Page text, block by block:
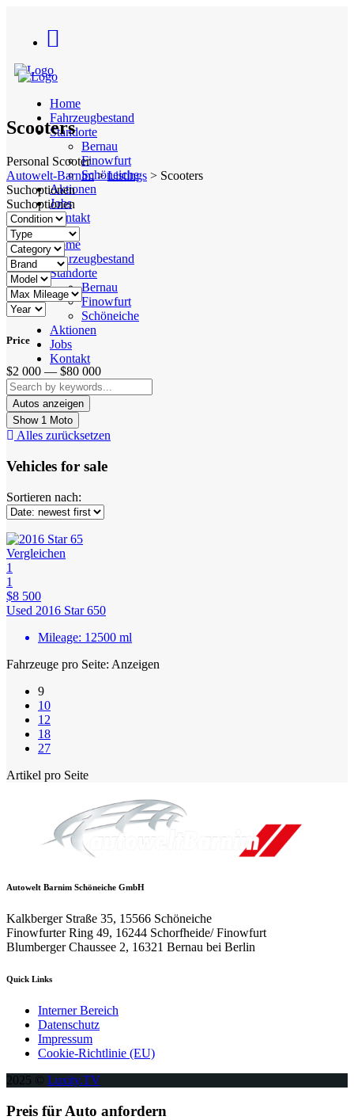
Home
Fahrzeugbestand
Standorte
Bernau
Finowfurt
Schöneiche
Aktionen
Jobs
Kontakt
Home
Fahrzeugbestand
Standorte
Bernau
Finowfurt
Schöneiche
Aktionen
Jobs
Kontakt
Scooters
Personal Scooter
Autowelt-Barnim>Listings > Scooters
Suchoptionen
Suchoptionen
Price
$2 000 — $80 000
Show 1 Moto
Alles zurücksetzen
Vehicles for sale
Sortieren nach:
Vergleichen
1
1
$8 500
Used 2016 Star 650
Mileage: 12500 ml
Fahrzeuge pro Seite: Anzeigen
9
10
12
18
27
Artikel pro Seite
Autowelt Barnim Schöneiche GmbH
Kalkberger Straße 35, 15566 Schöneiche
Finowfurter Ring 49, 16244 Schorfheide/ Finowfurt
Blumberger Chaussee 2, 16321 Bernau bei Berlin
Quick Links
Interner Bereich
Datenschutz
Impressum
Cookie-Richtlinie (EU)
2025 © Luxity.TV
Preis für Auto anfordern